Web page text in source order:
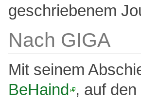
geschriebenem
Nach GIGA
Mit seinem
BeHaind , auf